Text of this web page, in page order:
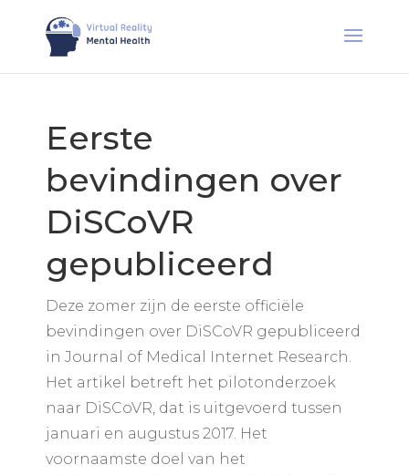
Eerste
bevindingen over
DiSCoVR
gepubliceerd
Deze zomer zijn de eerste officiële
bevindingen over DiSCoVR gepubliceerd
in Journal of Medical Internet Research.
Het artikel betreft het pilotonderzoek
naar DiSCoVR, dat is uitgevoerd tussen
januari en augustus 2017. Het
voornaamste doel van het